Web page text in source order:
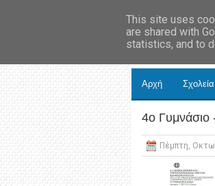
Αρχή Σχολεία
4ο Γυμνάσιο
Πέμπτη,
This site uses
are shared with
statistics, and to